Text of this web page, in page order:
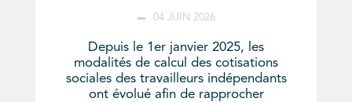
04 JUIN 2026
Depuis le 1er janvier 2025, les
modalités de calcul des cotisations
sociales des travailleurs indépendants
ont évolué afin de rapprocher